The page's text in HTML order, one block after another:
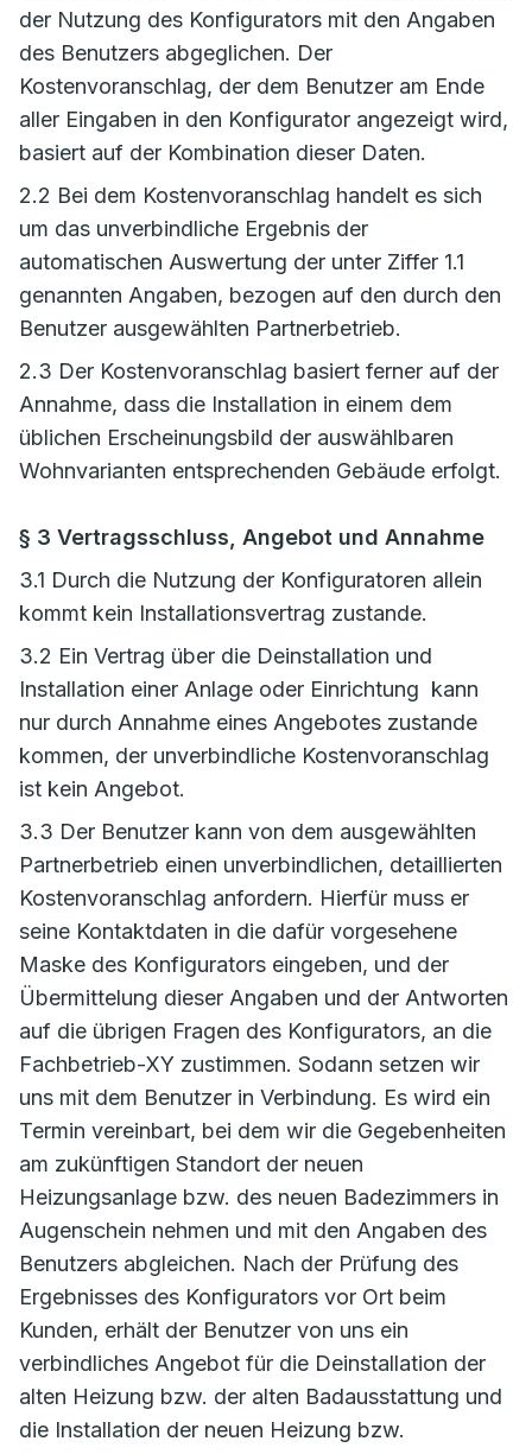
der Nutzung des Konfigurators mit den Angaben
des Benutzers abgeglichen. Der
Kostenvoranschlag, der dem Benutzer am Ende
aller Eingaben in den Konfigurator angezeigt wird,
basiert auf der Kombination dieser Daten.
2.2 Bei dem Kostenvoranschlag handelt es sich
um das unverbindliche Ergebnis der
automatischen Auswertung der unter Ziffer 1.1
genannten Angaben, bezogen auf den durch den
Benutzer ausgewählten Partnerbetrieb.
2.3 Der Kostenvoranschlag basiert ferner auf der
Annahme, dass die Installation in einem dem
üblichen Erscheinungsbild der auswählbaren
Wohnvarianten entsprechenden Gebäude erfolgt.
§ 3 Vertragsschluss, Angebot und Annahme
3.1 Durch die Nutzung der Konfiguratoren allein
kommt kein Installationsvertrag zustande.
3.2 Ein Vertrag über die Deinstallation und
Installation einer Anlage oder Einrichtung kann
nur durch Annahme eines Angebotes zustande
kommen, der unverbindliche Kostenvoranschlag
ist kein Angebot.
3.3 Der Benutzer kann von dem ausgewählten
Partnerbetrieb einen unverbindlichen, detaillierten
Kostenvoranschlag anfordern. Hierfür muss er
seine Kontaktdaten in die dafür vorgesehene
Maske des Konfigurators eingeben, und der
Übermittelung dieser Angaben und der Antworten
auf die übrigen Fragen des Konfigurators, an die
Fachbetrieb-XY zustimmen. Sodann setzen wir
uns mit dem Benutzer in Verbindung. Es wird ein
Termin vereinbart, bei dem wir die Gegebenheiten
am zukünftigen Standort der neuen
Heizungsanlage bzw. des neuen Badezimmers in
Augenschein nehmen und mit den Angaben des
Benutzers abgleichen. Nach der Prüfung des
Ergebnisses des Konfigurators vor Ort beim
Kunden, erhält der Benutzer von uns ein
verbindliches Angebot für die Deinstallation der
alten Heizung bzw. der alten Badausstattung und
die Installation der neuen Heizung bzw.